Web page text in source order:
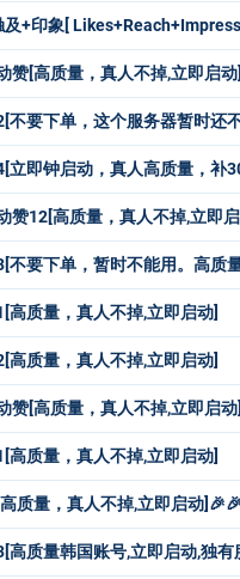
+印象[
赞[高质量，真人不掉,立即启
不要下单，这个服务器暂时还
立即钟启动，真人高质量，补
赞12[高质量，真人不掉,立即
不要下单，暂时不能用。高质
质量，真人不掉,立即启动]
质量，真人不掉,立即启动]
赞[高质量，真人不掉,立即启
质量，真人不掉,立即启动]
质量，真人不掉,立即启动
质量韩国账号,立即启动,独有